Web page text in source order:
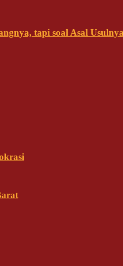
tapi soal Asal